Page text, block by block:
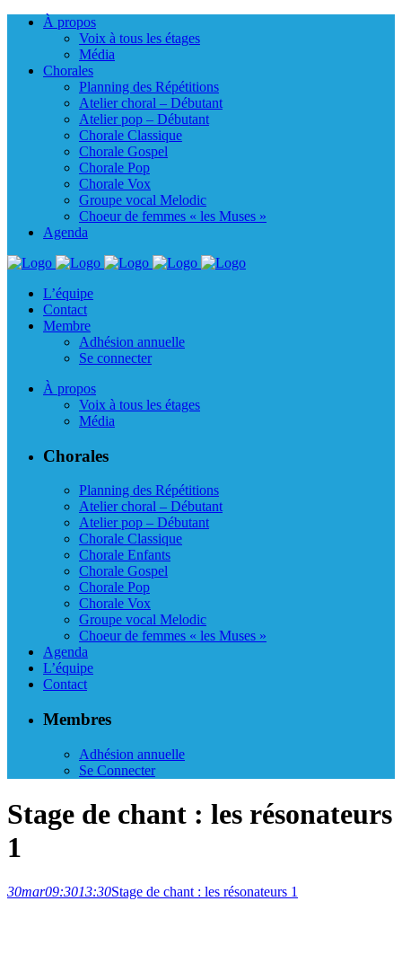
À propos
Voix à tous les étages
Média
Chorales
Planning des Répétitions
Atelier choral – Débutant
Atelier pop – Débutant
Chorale Classique
Chorale Gospel
Chorale Pop
Chorale Vox
Groupe vocal Melodic
Choeur de femmes « les Muses »
Agenda
L’équipe
Contact
Membre
Adhésion annuelle
Se connecter
À propos
Voix à tous les étages
Média
Chorales
Planning des Répétitions
Atelier choral – Débutant
Atelier pop – Débutant
Chorale Classique
Chorale Enfants
Chorale Gospel
Chorale Pop
Chorale Vox
Groupe vocal Melodic
Choeur de femmes « les Muses »
Agenda
L’équipe
Contact
Membres
Adhésion annuelle
Se Connecter
Stage de chant : les résonateurs
1
30mar09:3013:30Stage de chant : les résonateurs 1